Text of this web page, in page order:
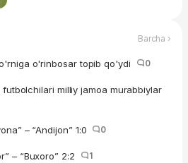
Barcha ›
o'rinbosar topib qo'ydi 0
milliy jamoa murabbiylar
– “Andijon” 1:0 0
– “Buxoro” 2:2 1